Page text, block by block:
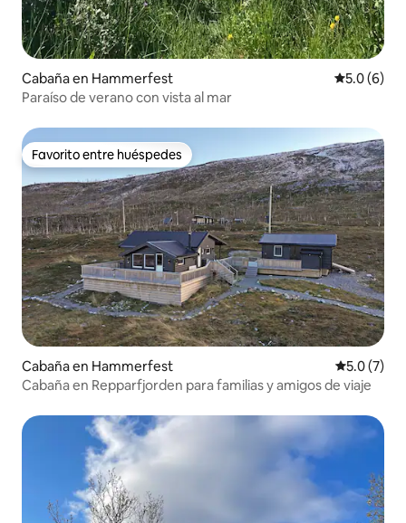
Cabaña en Hammerfest
5.0 (6)
Paraíso de verano con vista al mar
Favorito entre huéspedes
Favorito entre huéspedes
Cabaña en Hammerfest
5.0 (7)
Cabaña en Repparfjorden para familias y amigos de viaje